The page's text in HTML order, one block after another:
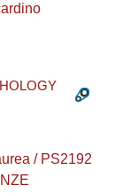
/ PS2192